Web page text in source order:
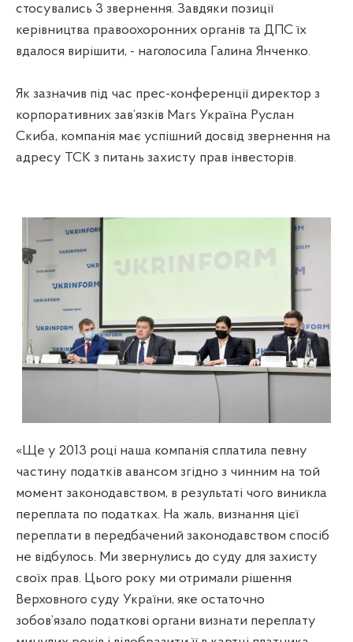
стосувались 3 звернення. Завдяки позиції
керівництва правоохоронних органів та ДПС їх
вдалося вирішити, - наголосила Галина Янченко.
Як зазначив під час прес-конференції директор з
корпоративних зав’язків Mars Україна Руслан
Скиба, компанія має успішний досвід звернення на
адресу ТСК з питань захисту прав інвесторів.
«Ще у 2013 році наша компанія сплатила певну
частину податків авансом згідно з чинним на той
момент законодавством, в результаті чого виникла
переплата по податках. На жаль, визнання цієї
переплати в передбачений законодавством спосіб
не відбулось. Ми звернулись до суду для захисту
своїх прав. Цього року ми отримали рішення
Верховного суду України, яке остаточно
зобов’язало податкові органи визнати переплату